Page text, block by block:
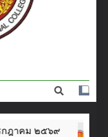
ศึกษา
วรรค์
าคม ๒๕๖๙